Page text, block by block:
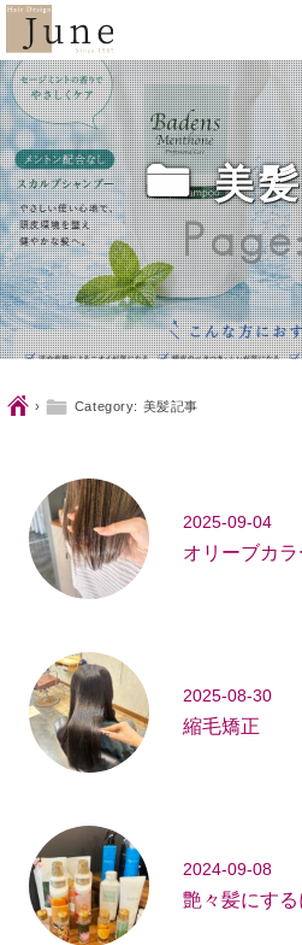
ë 美
Ç › ë Category: 美髪記事
2025-09-04
オリーブカラ
2025-08-30
縮毛矯正
2024-09-08
艶々髪にする